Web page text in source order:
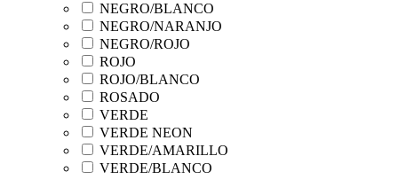
NEGRO/BLANCO
NEGRO/NARANJO
NEGRO/ROJO
ROJO
ROJO/BLANCO
ROSADO
VERDE
VERDE NEON
VERDE/AMARILLO
VERDE/BLANCO